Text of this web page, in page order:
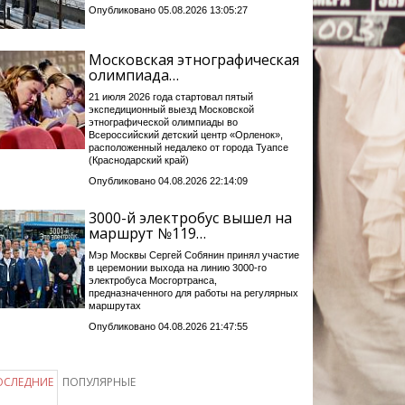
Опубликовано 05.08.2026 13:05:27
Московская этнографическая
олимпиада…
21 июля 2026 года стартовал пятый
экспедиционный выезд Московской
этнографической олимпиады во
Всероссийский детский центр «Орленок»,
расположенный недалеко от города Туапсе
(Краснодарский край)
Опубликовано 04.08.2026 22:14:09
3000-й электробус вышел на
маршрут №119…
Мэр Москвы Сергей Собянин принял участие
в церемонии выхода на линию 3000-го
электробуса Мосгортранса,
предназначенного для работы на регулярных
маршрутах
Опубликовано 04.08.2026 21:47:55
ПОПУЛЯРНЫЕ